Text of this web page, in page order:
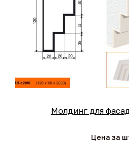
Молдинг для
Цена за